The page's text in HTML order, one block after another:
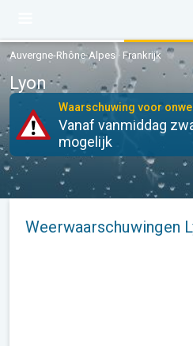
Auvergne-Rhône-Alpes · Frankrijk
Lyon
Waarschuwing voor
Vanaf vanmiddag
mogelijk
Weerwaarschuwingen